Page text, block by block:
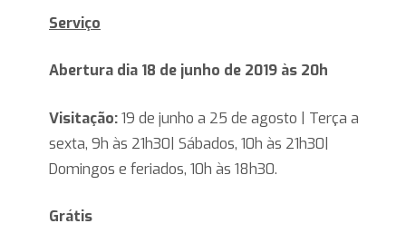
Serviço
Abertura dia 18 de junho de 2019 às 20h
Visitação:19 de junho a 25 de agosto | Terça a
sexta, 9h às 21h30| Sábados, 10h às 21h30|
Domingos e feriados, 10h às 18h30.
Grátis